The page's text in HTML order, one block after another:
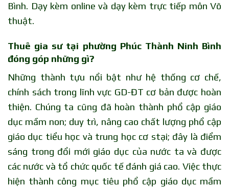
Bình. Dạy kèm online và dạy kèm trực tiếp môn Võ
thuật.
Thuê gia sư tại phường Phúc Thành Ninh Bình
đóng góp những gì?
Những thành tựu nổi bật như hệ thống cơ chế,
chính sách trong lĩnh vực GD-ĐT cơ bản được hoàn
thiện. Chúng ta cũng đã hoàn thành phổ cập giáo
dục mầm non; duy trì, nâng cao chất lượng phổ cập
giáo dục tiểu học và trung học cơ stại; đây là điểm
sáng trong đổi mới giáo dục của nước ta và được
các nước và tổ chức quốc tế đánh giá cao. Việc thực
hiện thành công mục tiêu phổ cập giáo dục mầm